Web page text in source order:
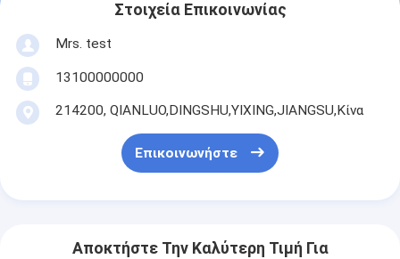
Στοιχεία Επικοινωνίας
Mrs. test
13100000000
214200, QIANLUO,DINGSHU,YIXING,JIANGSU,Κίνα
Επικοινωνήστε
Αποκτήστε Την Καλύτερη Τιμή Για